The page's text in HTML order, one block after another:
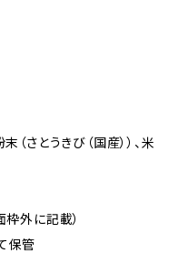
さとうきび（国産））、米
外に記載）
保管